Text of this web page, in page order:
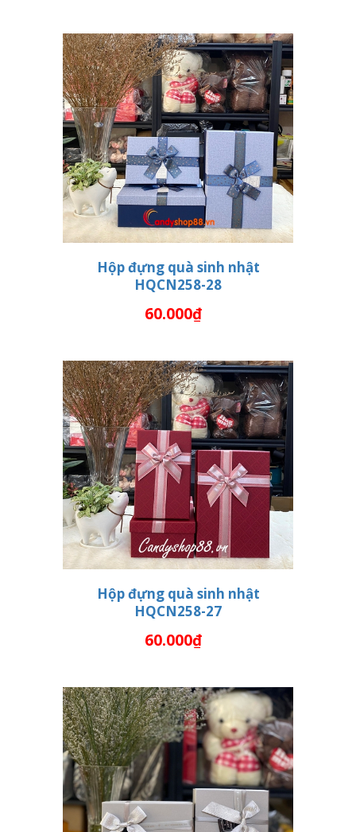
Hộp đựng quà sinh nhật
HQCN258-28
60.000₫
THÊM VÀO GIỎ HÀNG
Hộp đựng quà sinh nhật
HQCN258-27
60.000₫